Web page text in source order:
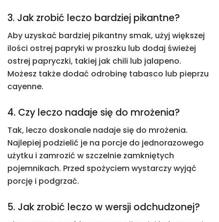
3. Jak zrobić leczo bardziej pikantne?
Aby uzyskać bardziej pikantny smak, użyj większej
ilości ostrej papryki w proszku lub dodaj świeżej
ostrej papryczki, takiej jak chili lub jalapeno.
Możesz także dodać odrobinę tabasco lub pieprzu
cayenne.
4. Czy leczo nadaje się do mrożenia?
Tak, leczo doskonale nadaje się do mrożenia.
Najlepiej podzielić je na porcje do jednorazowego
użytku i zamrozić w szczelnie zamkniętych
pojemnikach. Przed spożyciem wystarczy wyjąć
porcję i podgrzać.
5. Jak zrobić leczo w wersji odchudzonej?